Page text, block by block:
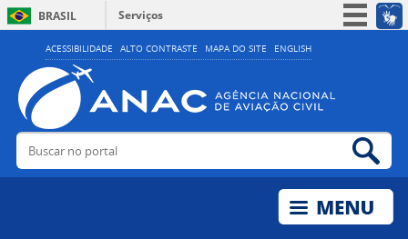
ACESSIBILIDADE ALTO CONTRASTE MAPA DO SITE ENGLISH
BRASIL
Serviços
Simplifique!
Acesso à informação
Legislação
Buscar no portal